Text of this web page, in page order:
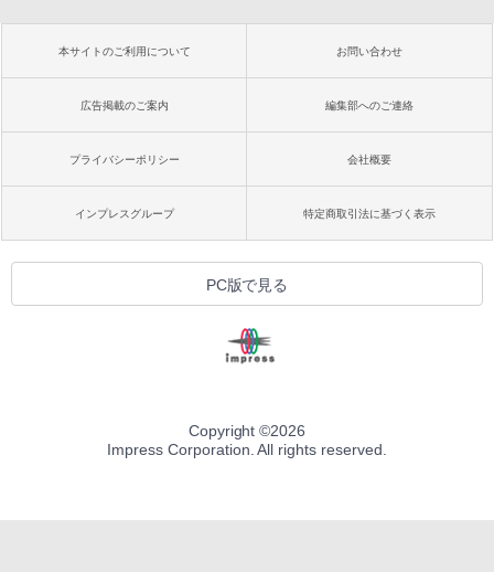
本サイトのご利用について お問い合わせ
広告掲載のご案内 編集部へのご連絡
プライバシーポリシー 会社概要
インプレスグループ 特定商取引法に基づく表示
PC版で見る
Copyright ©2026
Impress Corporation. All rights reserved.